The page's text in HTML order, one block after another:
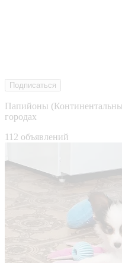
Подписаться
Папийоны
городах
112 объявлений